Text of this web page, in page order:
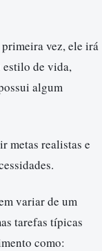
vez, ele irá
estilo de vida,
algum
metas realistas e
variar de um
tarefas típicas
como: